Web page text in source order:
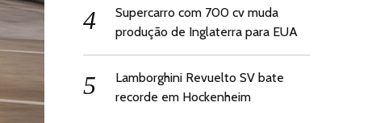
Supercarro com 700 cv muda
produção de Inglaterra para EUA
Lamborghini Revuelto SV bate
recorde em Hockenheim